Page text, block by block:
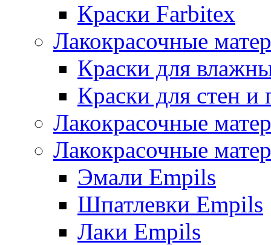
Краски Farbitex
Лакокрасочные
Краски для
Краски для стен и
Лакокрасочные
Лакокрасочные
Эмали Empils
Шпатлевки Empils
Лаки Empils